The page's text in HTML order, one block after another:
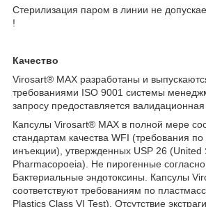
Стерилизация паром в линии не
!
Качество
Virosart® MAX разработаны и
требованиями ISO 9001 системы
запросу предоставляется валидационная
Капсулы Virosart® MAX в полной мере
стандартам качества WFI (требования
инъекции), утвержденных USP 26 (United
Pharmacopoeia). Не пирогенные
Бактериальные эндотоксины. Капсулы
соответствуют требованиям по
Plastics Class VI Test). Отсутствие